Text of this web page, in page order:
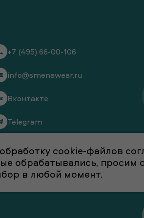
+7 (495) 66-00-106
info@smenawear.ru
Вконтакте
Telegram
cookie-файлов
обрабатывались, просим
в любой момент.